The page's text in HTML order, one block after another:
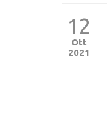
12
Ott
2021